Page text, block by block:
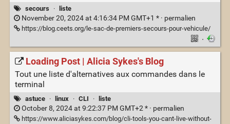
secours · liste
November 20, 2024 at 4:16:34 PM GMT+1 * · permalien
https://blog.ceets.org/le-sac-de-premiers-secours-pour-vehicule/
·
Loading Post | Alicia Sykes's Blog
Tout une liste d'alternatives aux commandes dans le
terminal
astuce · linux · CLI · liste
October 8, 2024 at 9:22:37 PM GMT+2 * · permalien
https://www.aliciasykes.com/blog/cli-tools-you-cant-live-without-